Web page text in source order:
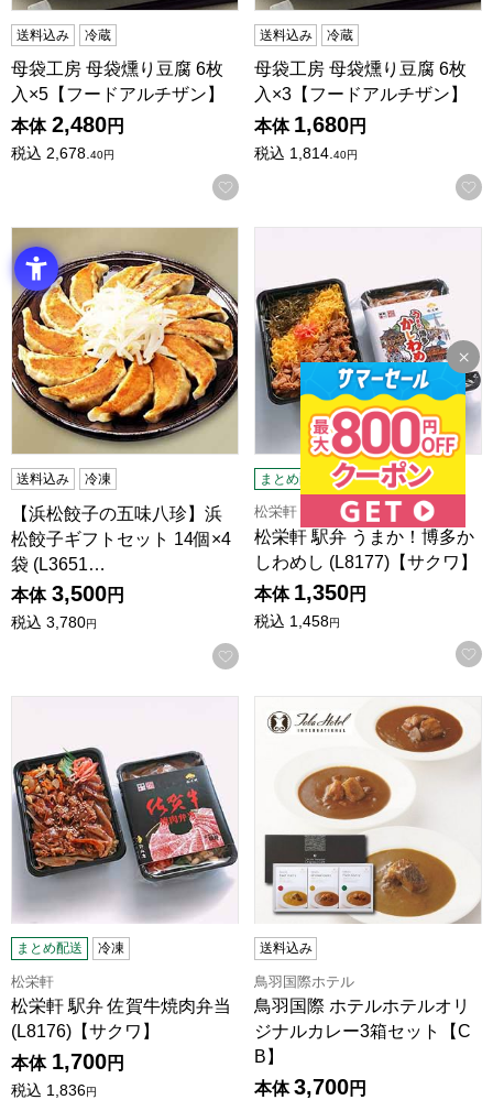
送料込み 冷蔵
母袋工房 母袋燻り豆腐 6枚
入×5【フードアルチザン】
本体 2,480円
税込 2,678.40円
お気に入りに登録する
送料込み 冷蔵
母袋工房 母袋燻り豆腐 6枚
入×3【フードアルチザン】
本体 1,680円
税込 1,814. 40円
送料込み 冷凍
【浜松餃子の五味八珍】浜
松餃子ギフトセット 14個×4
袋 (L3651…
本体 3,500円
税込 3,780円
お気に入りに登録する
まとめ配送 冷凍
松栄軒
松栄軒 駅弁 うまか！博多か
しわめし (L8177)【サクワ】
本体 1,350円
税込 1,458円
松栄軒 駅弁 佐賀牛焼肉弁当 (L8176)【サクワ】
まとめ配送 冷凍
松栄軒
松栄軒 駅弁 佐賀牛焼肉弁当
(L8176)【サクワ】
本体 1,700円
税込 1,836円
鳥羽国際 ホテルホテルオリ
送料込み
鳥羽国際ホテル
鳥羽国際 ホテルホテルオリ
ジナルカレー3箱セット【C
B】
本体 3,700円